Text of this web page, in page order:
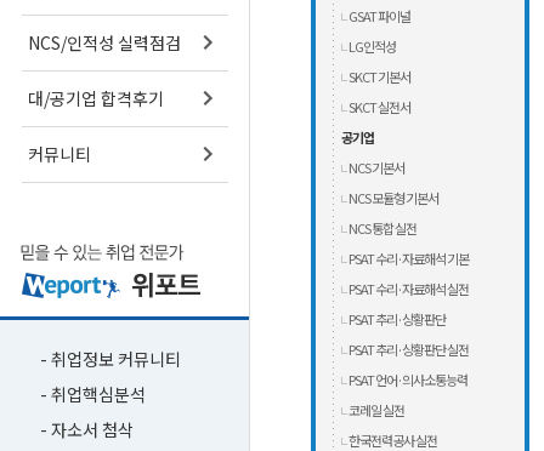
NCS/인적성 실력점검
대/공기업 합격후기
커뮤니티
- 취업정보 커뮤니티
- 취업핵심분석
- 자소서 첨삭
GSAT 파이널
LG인적성
SKCT 기본서
SKCT 실전서
공기업
NCS 기본서
NCS 모듈형 기본서
NCS 통합 실전
PSAT 수리·자료해석 기본
PSAT 수리·자료해석 실전
PSAT 추리·상황판단
PSAT 추리·상황판단 실전
PSAT 언어·의사소통능력
코레일 실전
한국전력공사 실전